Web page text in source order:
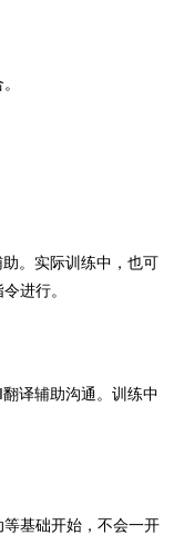
。实际训练中，也可
进行。
译辅助沟通。训练中
基础开始，不会一开